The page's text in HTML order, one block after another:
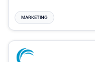
MARKETING